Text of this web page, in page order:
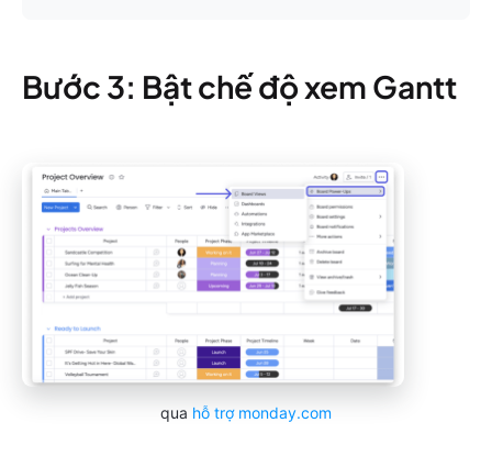
Bước 3: Bật chế độ xem Gantt
qua hỗ trợ monday.com